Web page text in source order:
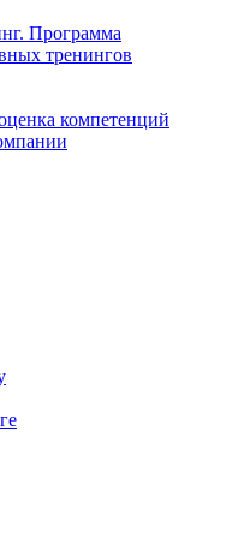
Программа
тренингов
компетенций